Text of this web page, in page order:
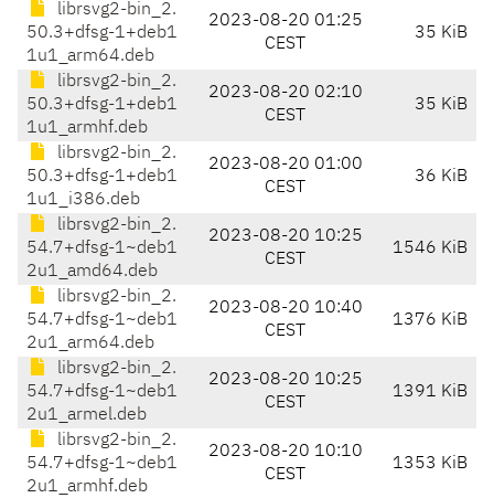
librsvg2-bin_2.
50.3+dfsg-1+deb1
1u1_arm64.deb
2023-08-20 01:25
CEST
35 KiB
librsvg2-bin_2.
50.3+dfsg-1+deb1
1u1_armhf.deb
2023-08-20 02:10
CEST
35 KiB
librsvg2-bin_2.
50.3+dfsg-1+deb1
1u1_i386.deb
2023-08-20 01:00
CEST
36 KiB
librsvg2-bin_2.
54.7+dfsg-1~deb1
2u1_amd64.deb
2023-08-20 10:25
CEST
1546 KiB
librsvg2-bin_2.
54.7+dfsg-1~deb1
2u1_arm64.deb
2023-08-20 10:40
CEST
1376 KiB
librsvg2-bin_2.
54.7+dfsg-1~deb1
2u1_armel.deb
2023-08-20 10:25
CEST
1391 KiB
librsvg2-bin_2.
54.7+dfsg-1~deb1
2u1_armhf.deb
2023-08-20 10:10
CEST
1353 KiB